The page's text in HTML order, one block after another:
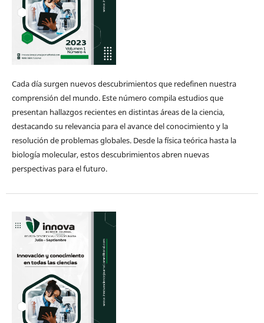
Cada día surgen nuevos descubrimientos que redefinen nuestra
comprensión del mundo. Este número compila estudios que
presentan hallazgos recientes en distintas áreas de la ciencia,
destacando su relevancia para el avance del conocimiento y la
resolución de problemas globales. Desde la física teórica hasta la
biología molecular, estos descubrimientos abren nuevas
perspectivas para el futuro.